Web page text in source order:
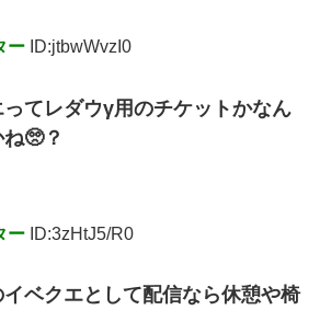
ー ID:jtbwWvzI0
てレダウγ用のチケットかなん
🥺？
ー ID:3zHtJ5/R0
ベクエとして配信なら休憩や椅